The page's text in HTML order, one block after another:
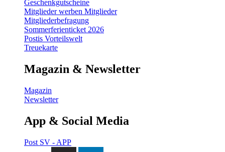
Geschenkgutscheine
Mitglieder werben Mitglieder
Mitgliederbefragung
Sommerferienticket 2026
Postis Vorteilswelt
Treuekarte
Magazin & Newsletter
Magazin
Newsletter
App & Social Media
Post SV - APP